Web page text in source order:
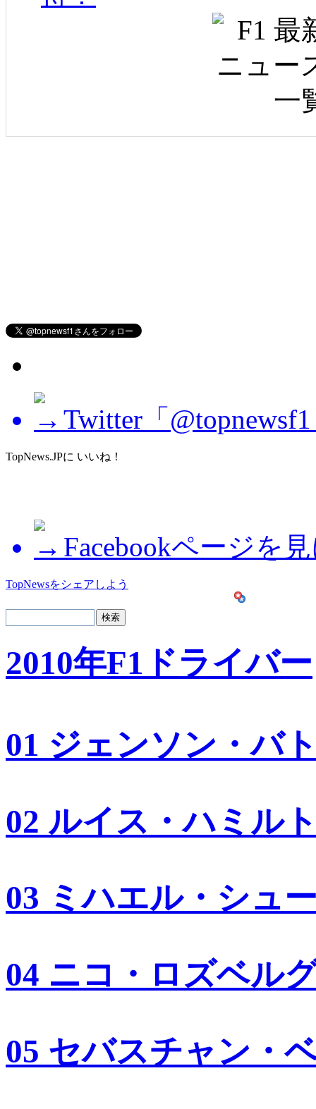
Twitter「
TopNews.JPに いいね！
Facebookページを
TopNewsをシェアしよう
2010年F1ドライバー
01 ジェンソン・バ
02 ルイス・ハミル
03 ミハエル・シュ
04 ニコ・ロズベル
05 セバスチャン・